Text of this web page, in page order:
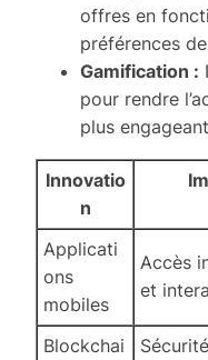
offres en
préférences
Gamification :
pour rendre
plus
Innovatio
n
Applicati
ons
mobiles
Accès
et
Blockchai